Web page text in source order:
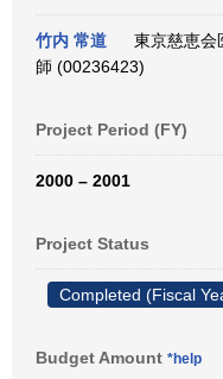
竹内 常道
東京慈恵会
師 (00236423)
Project Period (FY)
2000 – 2001
Project Status
Completed (Fiscal
Budget Amount *help